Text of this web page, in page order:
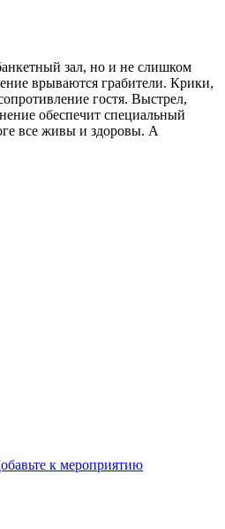
зал, но и не слишком
врываются грабители. Крики,
гостя. Выстрел,
обеспечит специальный
все живы и здоровы. А
к мероприятию